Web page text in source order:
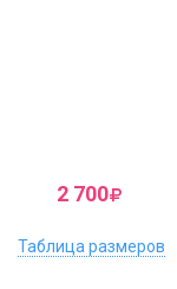
2 700
Таблица размеров